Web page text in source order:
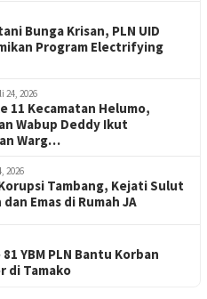
Bunga Krisan, PLN UID
Program Electrifying
24, 2026
11 Kecamatan Helumo,
Wabup Deddy Ikut
Warg…
2026
Tambang, Kejati Sulut
Emas di Rumah JA
YBM PLN Bantu Korban
di Tamako